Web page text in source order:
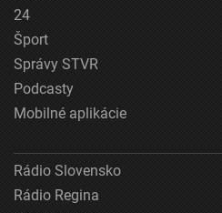
24
Šport
Správy STVR
Podcasty
Mobilné aplikácie
Rádio Slovensko
Rádio Regina